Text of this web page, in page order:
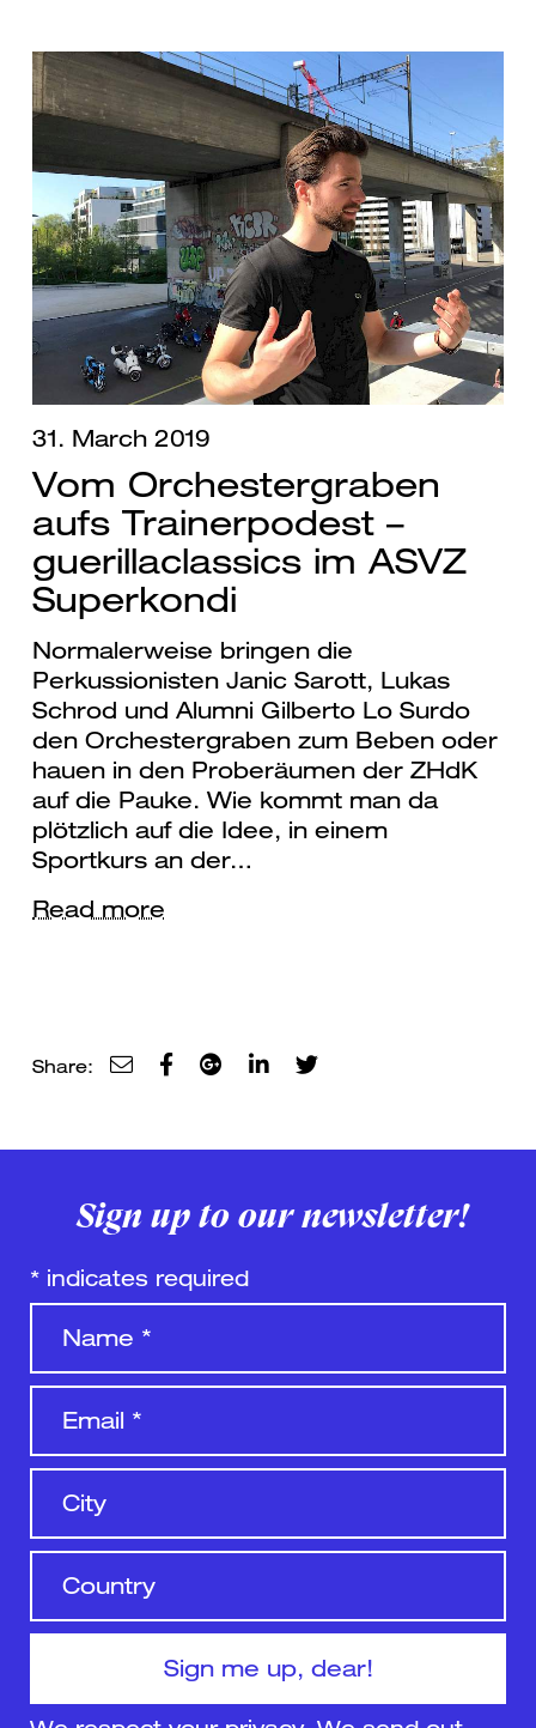
31. March 2019
Vom Orchestergraben
aufs Trainerpodest –
guerillaclassics im ASVZ
Superkondi
Normalerweise bringen die
Perkussionisten Janic Sarott, Lukas
Schrod und Alumni Gilberto Lo Surdo
den Orchestergraben zum Beben oder
hauen in den Proberäumen der ZHdK
auf die Pauke. Wie kommt man da
plötzlich auf die Idee, in einem
Sportkurs an der…
Read more
Share:
Sign up to our newsletter!
* indicates required